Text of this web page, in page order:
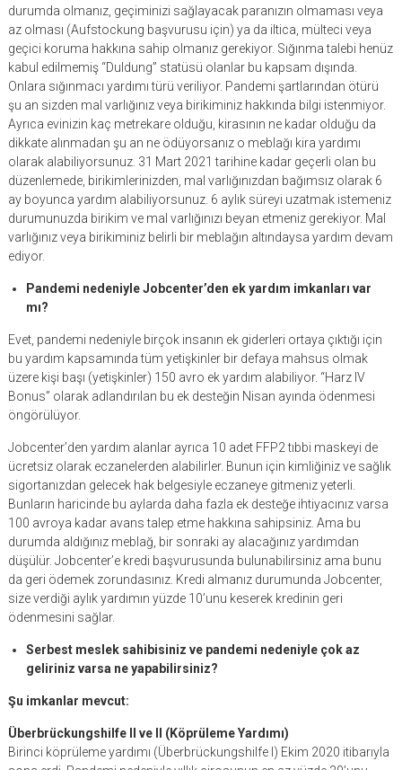
durumda olmanız, geçiminizi sağlayacak paranızın olmaması veya
az olması (Aufstockung başvurusu için) ya da iltica, mülteci veya
geçici koruma hakkına sahip olmanız gerekiyor. Sığınma talebi henüz
kabul edilmemiş “Duldung” statüsü olanlar bu kapsam dışında.
Onlara sığınmacı yardımı türü veriliyor. Pandemi şartlarından ötürü
şu an sizden mal varlığınız veya birikiminiz hakkında bilgi istenmiyor.
Ayrıca evinizin kaç metrekare olduğu, kirasının ne kadar olduğu da
dikkate alınmadan şu an ne ödüyorsanız o meblağı kira yardımı
olarak alabiliyorsunuz. 31 Mart 2021 tarihine kadar geçerli olan bu
düzenlemede, birikimlerinizden, mal varlığınızdan bağımsız olarak 6
ay boyunca yardım alabiliyorsunuz. 6 aylık süreyi uzatmak istemeniz
durumunuzda birikim ve mal varlığınızı beyan etmeniz gerekiyor. Mal
varlığınız veya birikiminiz belirli bir meblağın altındaysa yardım devam
ediyor.
Pandemi nedeniyle Jobcenter’den ek yardım imkanları var
mı?
Evet, pandemi nedeniyle birçok insanın ek giderleri ortaya çıktığı için
bu yardım kapsamında tüm yetişkinler bir defaya mahsus olmak
üzere kişi başı (yetişkinler) 150 avro ek yardım alabiliyor. “Harz IV
Bonus” olarak adlandırılan bu ek desteğin Nisan ayında ödenmesi
öngörülüyor.
Jobcenter’den yardım alanlar ayrıca 10 adet FFP2 tıbbi maskeyi de
ücretsiz olarak eczanelerden alabilirler. Bunun için kimliğiniz ve sağlık
sigortanızdan gelecek hak belgesiyle eczaneye gitmeniz yeterli.
Bunların haricinde bu aylarda daha fazla ek desteğe ihtiyacınız varsa
100 avroya kadar avans talep etme hakkına sahipsiniz. Ama bu
durumda aldığınız meblağ, bir sonraki ay alacağınız yardımdan
düşülür. Jobcenter’e kredi başvurusunda bulunabilirsiniz ama bunu
da geri ödemek zorundasınız. Kredi almanız durumunda Jobcenter,
size verdiği aylık yardımın yüzde 10’unu keserek kredinin geri
ödenmesini sağlar.
Serbest meslek sahibisiniz ve pandemi nedeniyle çok az
geliriniz varsa ne yapabilirsiniz?
Şu imkanlar mevcut:
Überbrückungshilfe II ve II (Köprüleme Yardımı)
Birinci köprüleme yardımı (Überbrückungshilfe I) Ekim 2020 itibarıyla